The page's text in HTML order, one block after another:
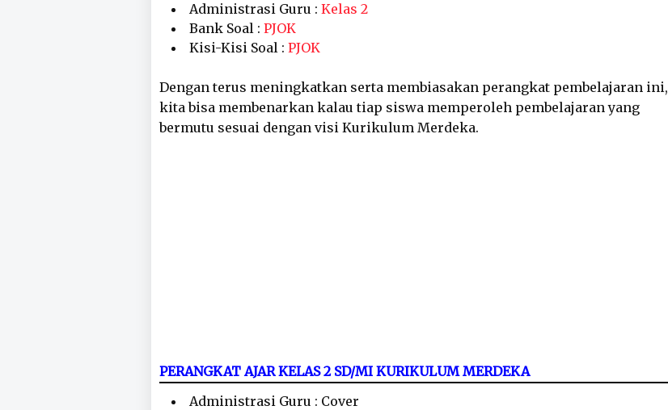
Administrasi Guru : Kelas 2
Bank Soal : PJOK
Kisi-Kisi Soal : PJOK
Dengan terus meningkatkan serta membiasakan perangkat pembelajaran ini,
kita bisa membenarkan kalau tiap siswa memperoleh pembelajaran yang
bermutu sesuai dengan visi Kurikulum Merdeka.
PERANGKAT AJAR KELAS 2 SD/MI KURIKULUM MERDEKA
Administrasi Guru : Cover